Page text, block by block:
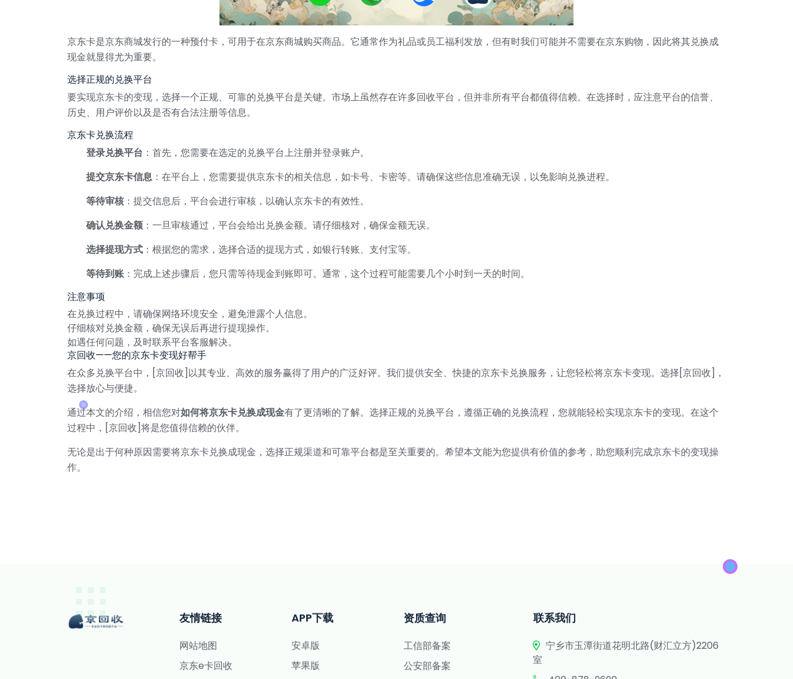
京东卡是京东商城发行的一种预付卡，可用于在京东商城购买商品。它通常作为礼品或员工福利发放，但有时我们可能并不需要在京东购物，因此将其兑换成
现金就显得尤为重要。
选择正规的兑换平台
要实现京东卡的变现，选择一个正规、可靠的兑换平台是关键。市场上虽然存在许多回收平台，但并非所有平台都值得信赖。在选择时，应注意平台的信誉、
历史、用户评价以及是否有合法注册等信息。
京东卡兑换流程
登录兑换平台 ：首先，您需要在选定的兑换平台上注册并登录账户。
提交京东卡信息 ：在平台上，您需要提供京东卡的相关信息，如卡号、卡密等。请确保这些信息准确无误，以免影响兑换进程。
等待审核：提交信息后，平台会进行审核，以确认京东卡的有效性。
确认兑换金额 ：一旦审核通过，平台会给出兑换金额。请仔细核对，确保金额无误。
选择提现方式 ：根据您的需求，选择合适的提现方式，如银行转账、支付宝等。
等待到账：完成上述步骤后，您只需等待现金到账即可。通常，这个过程可能需要几个小时到一天的时间。
注意事项
在兑换过程中，请确保网络环境安全，避免泄露个人信息。
仔细核对兑换金额，确保无误后再进行提现操作。
如遇任何问题，及时联系平台客服解决。
京回收——您的京东卡变现好帮手
在众多兑换平台中，[京回收]以其专业、高效的服务赢得了用户的广泛好评。我们提供安全、快捷的京东卡兑换服务，让您轻松将京东卡变现。选择[京回收]，
选择放心与便捷。
通过本文的介绍，相信您对如何将京东卡兑换成现金有了更清晰的了解。选择正规的兑换平台，遵循正确的兑换流程，您就能轻松实现京东卡的变现。在这个
过程中，[京回收]将是您值得信赖的伙伴。
无论是出于何种原因需要将京东卡兑换成现金，选择正规渠道和可靠平台都是至关重要的。希望本文能为您提供有价值的参考，助您顺利完成京东卡的变现操
作。
友情链接
网站地图
京东e卡回收
APP下载
安卓版
苹果版
资质查询
工信部备案
公安部备案
联系我们
宁乡市玉潭街道花明北路(财汇立方)2206
室